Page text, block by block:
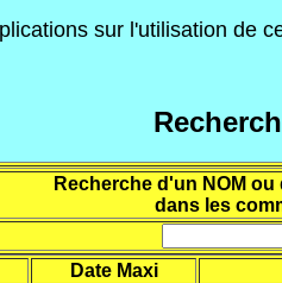
sur l'utilisation de
Recherche d'un NOM
dans les
Date Maxi